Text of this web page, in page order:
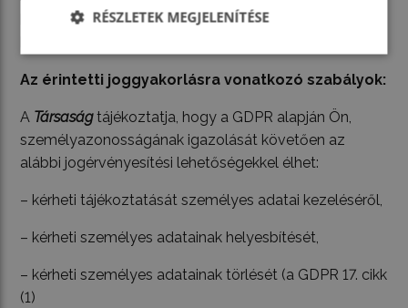
hozzáférhet az Ön készülékén tárolt, azzal generált
Az érintetti joggyakorlásra vonatkozó szabályok:
A Társaságtájékoztatja, hogy a GDPR alapján Ön,
személyazonosságának igazolását követően az
alábbi jogérvényesítési lehetőségekkel élhet:
– kérheti tájékoztatását személyes adatai kezeléséről,
– kérheti személyes adatainak helyesbítését,
– kérheti személyes adatainak törlését (a GDPR 17. cikk
(1)
RÉSZLETEK MEGJELENÍTÉSE